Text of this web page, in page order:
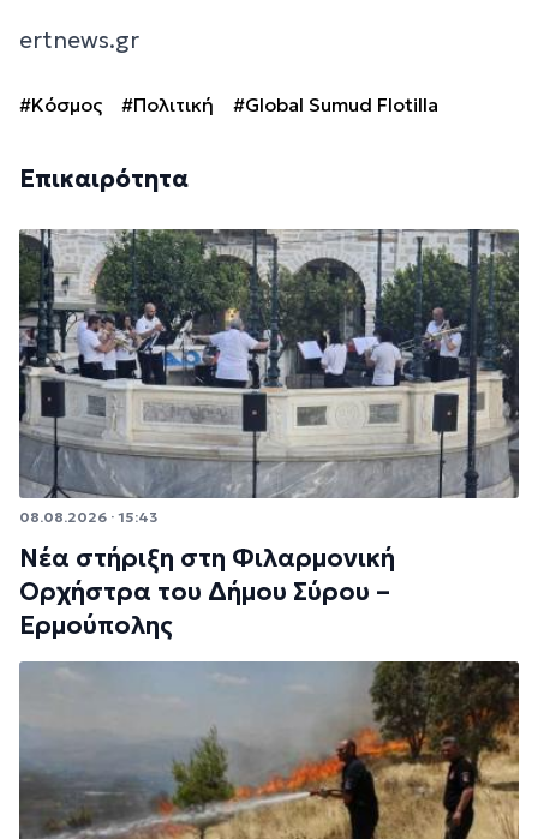
ertnews.gr
#Κόσμος #Πολιτική #Global Sumud Flotilla
Επικαιρότητα
08.08.2026 · 15:43
Νέα στήριξη στη Φιλαρμονική
Ορχήστρα του Δήμου Σύρου –
Ερμούπολης